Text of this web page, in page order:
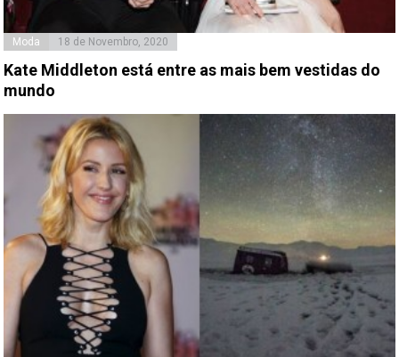
Moda 18 de Novembro, 2020
Kate Middleton está entre as mais bem vestidas do
mundo